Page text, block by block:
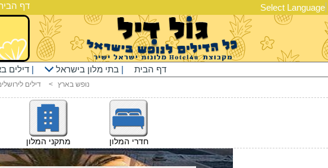
דף Select Language
דילים | בתי מלון בישראל | דף הבית
דילים < נופש בארץ
מתקני המלון חדרי המלון